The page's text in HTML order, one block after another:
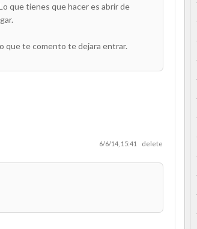
que tienes que hacer es abrir de
que te comento te dejara entrar.
6/6/14, 15:41 delete